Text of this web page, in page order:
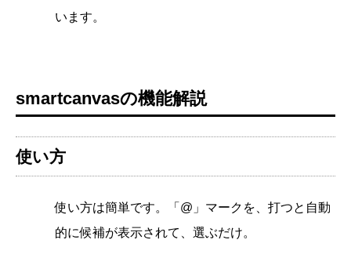
います。
smartcanvasの機能解説
使い方
使い方は簡単です。「@」マークを、打つと自動
的に候補が表示されて、選ぶだけ。